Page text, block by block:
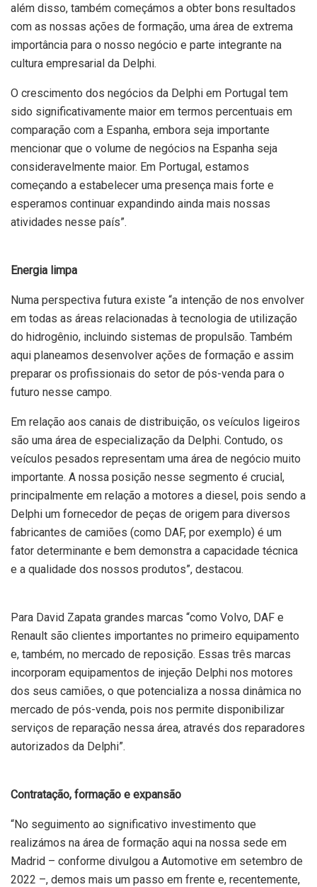
além disso, também começámos a obter bons resultados
com as nossas ações de formação, uma área de extrema
importância para o nosso negócio e parte integrante na
cultura empresarial da Delphi.
O crescimento dos negócios da Delphi em Portugal tem
sido significativamente maior em termos percentuais em
comparação com a Espanha, embora seja importante
mencionar que o volume de negócios na Espanha seja
consideravelmente maior. Em Portugal, estamos
começando a estabelecer uma presença mais forte e
esperamos continuar expandindo ainda mais nossas
atividades nesse país”.
Energia limpa
Numa perspectiva futura existe “a intenção de nos envolver
em todas as áreas relacionadas à tecnologia de utilização
do hidrogênio, incluindo sistemas de propulsão. Também
aqui planeamos desenvolver ações de formação e assim
preparar os profissionais do setor de pós-venda para o
futuro nesse campo.
Em relação aos canais de distribuição, os veículos ligeiros
são uma área de especialização da Delphi. Contudo, os
veículos pesados representam uma área de negócio muito
importante. A nossa posição nesse segmento é crucial,
principalmente em relação a motores a diesel, pois sendo a
Delphi um fornecedor de peças de origem para diversos
fabricantes de camiões (como DAF, por exemplo) é um
fator determinante e bem demonstra a capacidade técnica
e a qualidade dos nossos produtos”, destacou.
Para David Zapata grandes marcas “como Volvo, DAF e
Renault são clientes importantes no primeiro equipamento
e, também, no mercado de reposição. Essas três marcas
incorporam equipamentos de injeção Delphi nos motores
dos seus camiões, o que potencializa a nossa dinâmica no
mercado de pós-venda, pois nos permite disponibilizar
serviços de reparação nessa área, através dos reparadores
autorizados da Delphi”.
Contratação, formação e expansão
“No seguimento ao significativo investimento que
realizámos na área de formação aqui na nossa sede em
Madrid – conforme divulgou a Automotive em setembro de
2022 –, demos mais um passo em frente e, recentemente,